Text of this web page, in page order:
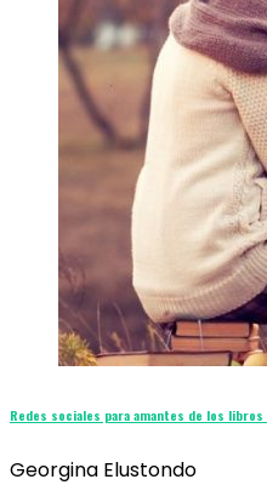
Redes sociales para amantes de los
Georgina Elustondo